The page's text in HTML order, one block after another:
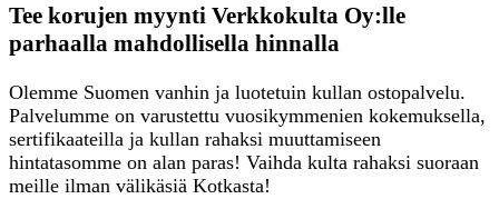
Tee korujen myynti Verkkokulta Oy:lle
parhaalla mahdollisella hinnalla
Olemme Suomen vanhin ja luotetuin kullan ostopalvelu.
Palvelumme on varustettu vuosikymmenien kokemuksella,
sertifikaateilla ja kullan rahaksi muuttamiseen
hintatasomme on alan paras! Vaihda kulta rahaksi suoraan
meille ilman välikäsiä Kotkasta!